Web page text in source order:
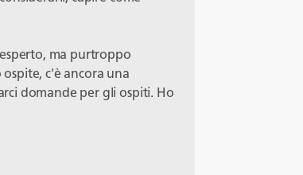
ma purtroppo
c'è ancora una
domande per gli ospiti. Ho